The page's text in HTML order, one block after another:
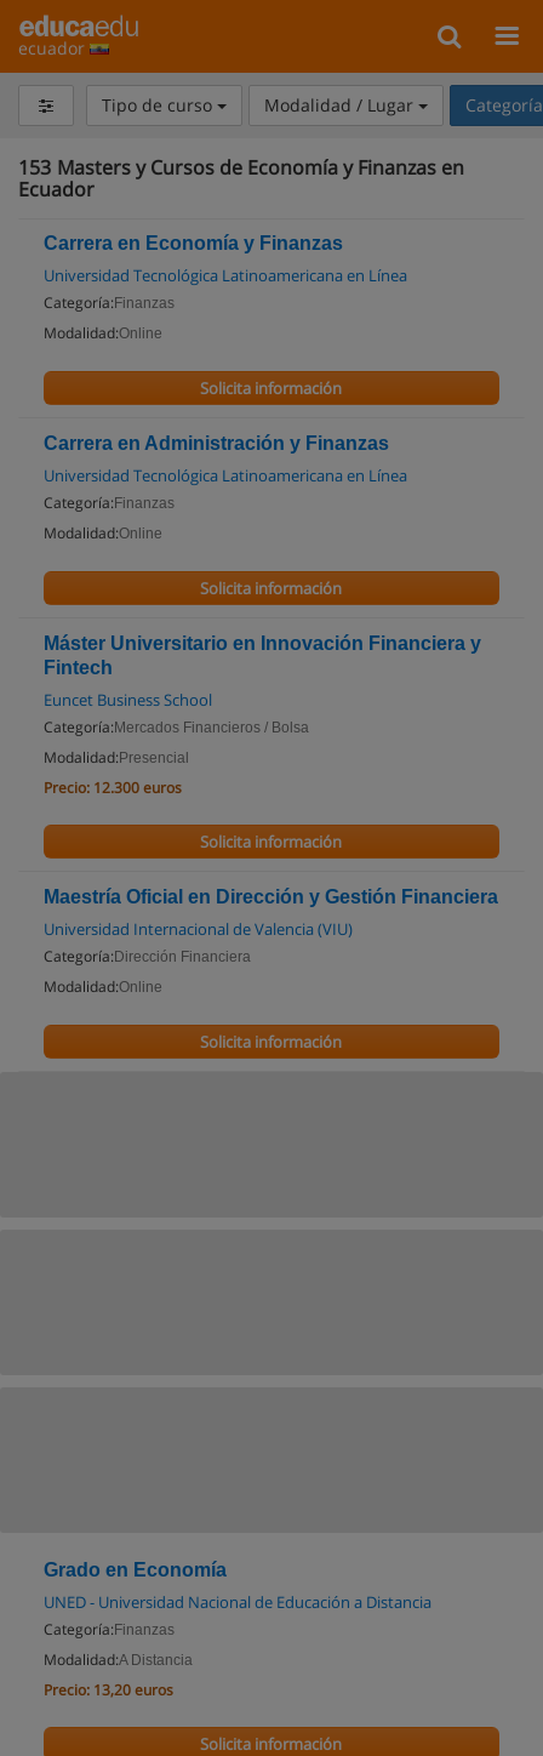
ecuador
Tipo de curso Modalidad / Lugar
153 Masters y Cursos de Economía y Finanzas en
Ecuador
Carrera en Economía y Finanzas
Universidad Tecnológica Latinoamericana en Línea
Categoría: Finanzas
Modalidad:Online
Solicita información
Carrera en Administración y Finanzas
Universidad Tecnológica Latinoamericana en Línea
Categoría: Finanzas
Modalidad:Online
Solicita información
Máster Universitario en Innovación Financiera y
Fintech
Euncet Business School
Categoría: Mercados Financieros / Bolsa
Modalidad: Presencial
Precio: 12.300 euros
Solicita información
Maestría Oficial en Dirección y Gestión Financiera
Universidad Internacional de Valencia (VIU)
Categoría: Dirección Financiera
Modalidad:Online
Solicita información
Grado en Economía
UNED - Universidad Nacional de Educación a Distancia
Categoría: Finanzas
Modalidad:A Distancia
Precio: 13,20 euros
Solicita información